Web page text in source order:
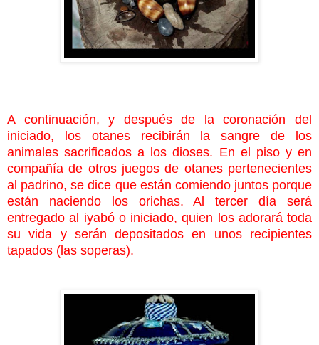
A continuación, y después de la coronación del
iniciado, los otanes recibirán la sangre de los
animales sacrificados a los dioses. En el piso y en
compañía de otros juegos de otanes pertenecientes
al padrino, se dice que están comiendo juntos porque
están naciendo los orichas. Al tercer día será
entregado al iyabó o iniciado, quien los adorará toda
su vida y serán depositados en unos recipientes
tapados (las soperas).